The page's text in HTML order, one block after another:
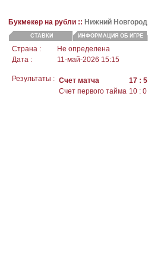
Букмекер на рубли :: Нижний Новгород
СТАВКИ ИНФОРМАЦИЯ ОБ ИГРЕ
Страна :
Не определена
Дата :
11-май-2026 15:15
Результаты : Счет матча
17 : 5
Счет первого тайма 10 : 0